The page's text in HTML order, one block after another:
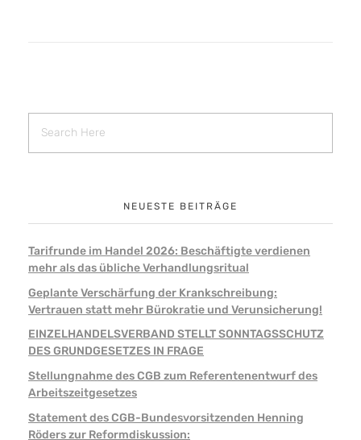
NEUESTE BEITRÄGE
Tarifrunde im Handel 2026: Beschäftigte verdienen
mehr als das übliche Verhandlungsritual
Geplante Verschärfung der Krankschreibung:
Vertrauen statt mehr Bürokratie und Verunsicherung!
EINZELHANDELSVERBAND STELLT SONNTAGSSCHUTZ
DES GRUNDGESETZES IN FRAGE
Stellungnahme des CGB zum Referentenentwurf des
Arbeitszeitgesetzes
Statement des CGB-Bundesvorsitzenden Henning
Röders zur Reformdiskussion: